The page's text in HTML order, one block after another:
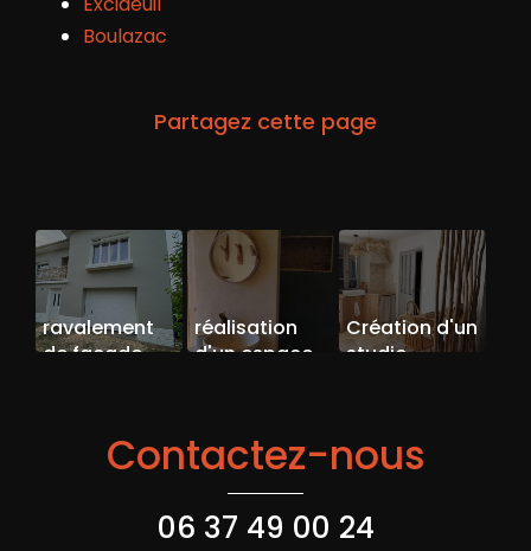
Boulazac
ravalement
de façade
réalisation
d'un espace
Création d'un
studio
Contactez-nous
06 37 49 00 24